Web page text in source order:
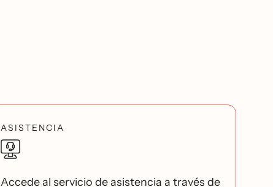
ASISTENCIA
Accede al servicio de asistencia a través de